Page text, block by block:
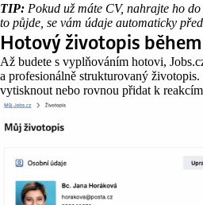
TIP: Pokud už máte CV, nahrajte ho
to půjde, se vám údaje automaticky
Hotový životopis
Až budete s vyplňováním hotovi,
a profesionálně strukturovaný
vytisknout nebo rovnou přidat k